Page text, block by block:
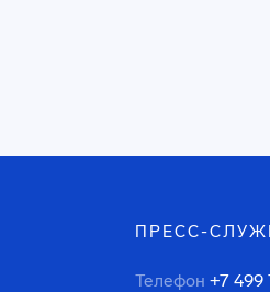
ПРЕСС-
Телефон +7 499